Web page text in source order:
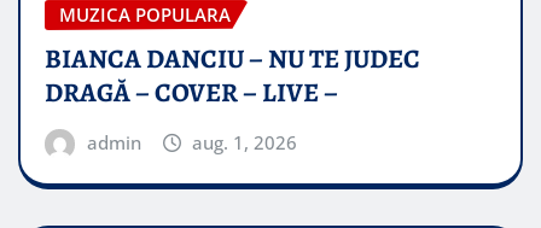
MUZICA POPULARA
BIANCA DANCIU – NU TE JUDEC
DRAGĂ – COVER – LIVE –
admin aug. 1, 2026